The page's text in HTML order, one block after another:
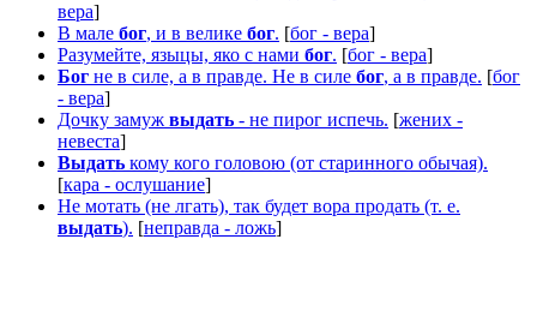
вера]
В мале бог, и в велике бог. [бог - вера]
Разумейте, языцы, яко с нами бог. [бог - вера]
Бог не в силе, а в правде. Не в силе бог, а в правде. [бог
- вера]
Дочку замуж выдать - не пирог испечь. [жених -
невеста]
Выдать кому кого головою (от старинного обычая).
[кара - ослушание]
Не мотать (не лгать), так будет вора продать (т. е.
выдать). [неправда - ложь]